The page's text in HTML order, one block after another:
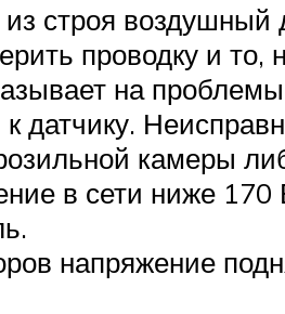
строя воздушный
проводку и то,
на
датчику.
камеры
в сети ниже
напряжение